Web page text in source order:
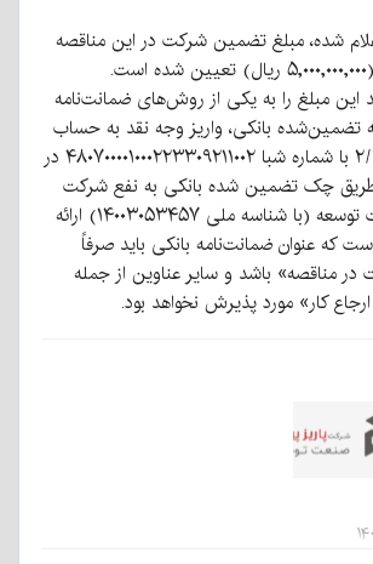
شده، مبلغ تضمین شرکت در این مناقصه
پنج میلیارد ریال (۵,۰۰۰,۰۰۰,۰۰۰ ریال) تعیین شده است.
این مبلغ را به یکی از روش‌های ضمانت‌نامه
تضمین‌شده بانکی، واریز وجه نقد به حساب
شماره ۲/۳۳۰۹۲۱۱/۱۰ با شماره شبا ۴۸۰۷۰۰۰۰۱۰۰۰۲۲۳۳۰۹۲۱۱۰۰۲ در
طریق چک تضمین شده بانکی به نفع شرکت
پاریز پیشرو صنعت توسعه (با شناسه ملی ۱۴۰۰۳۰۵۳۴۵۷) ارائه
که عنوان ضمانت‌نامه بانکی باید صرفاً
مناقصه» باشد و سایر عناوین از جمله
کار» مورد پذیرش نخواهد بود.